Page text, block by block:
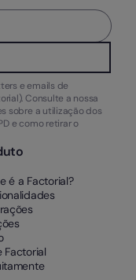
e emails de
Consulte a nossa
sobre a utilização dos
e como retirar o
é a Factorial?
Factorial